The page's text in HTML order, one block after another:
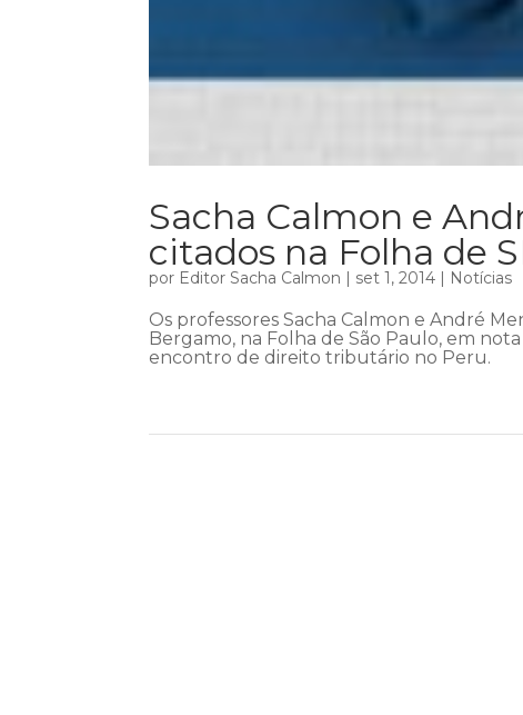
Sacha Calmon e
citados na Folha de
por Editor Sacha Calmon | set 1, 2014 | Notícias
Os professores Sacha Calmon e André
Bergamo, na Folha de São Paulo, em
encontro de direito tributário no Peru.